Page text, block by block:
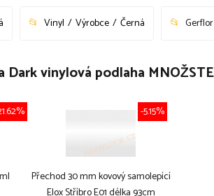
Vinyl Výrobce Černá Gerflor
vinylová podlaha
Přechod 30 mm kovový samolepící
Elox Stříbro E01 délka 93cm
-5.15%